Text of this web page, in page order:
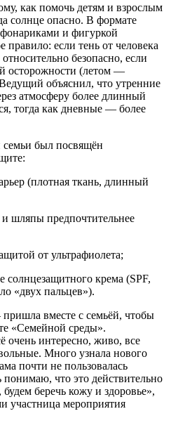
как помочь детям и взрослым
солнце опасно. В формате
и фигуркой
правило: если тень от человека
безопасно, если
осторожности (летом —
объяснил, что утренние
атмосферу более длинный
тогда как дневные — более
был посвящён
(плотная ткань, длинный
шляпы предпочтительнее
от ультрафиолета;
солнцезащитного крема (SPF,
«двух пальцев»).
вместе с семьёй, чтобы
«Семейной среды».
очень интересно, живо, все
Много узнала нового
почти не пользовалась
понимаю, что это действительно
беречь кожу и здоровье»,
участница мероприятия